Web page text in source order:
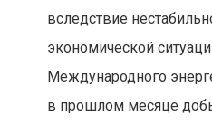
вследствие
экономической
Международного
в прошлом месяце